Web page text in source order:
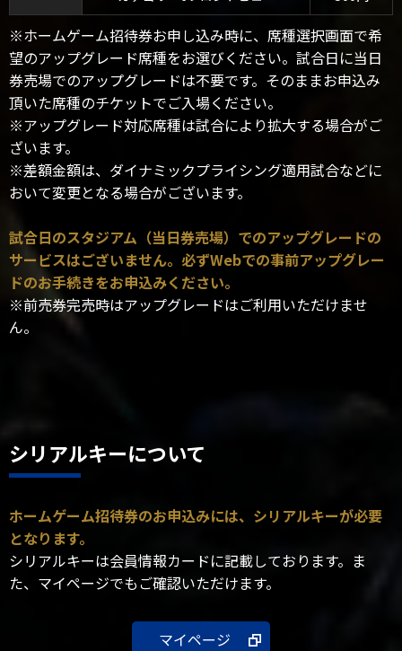
※ホームゲーム招待券お申し込み時に、席種選択画面で希
望のアップグレード席種をお選びください。試合日に当日
券売場でのアップグレードは不要です。そのままお申込み
頂いた席種のチケットでご入場ください。
※アップグレード対応席種は試合により拡大する場合がご
ざいます。
※差額金額は、ダイナミックプライシング適用試合などに
おいて変更となる場合がございます。
試合日のスタジアム（当日券売場）でのアップグレードの
サービスはございません。必ずWebでの事前アップグレー
ドのお手続きをお申込みください。
※前売券完売時はアップグレードはご利用いただけませ
ん。
シリアルキーについて
ホームゲーム招待券のお申込みには、シリアルキーが必要
となります。
シリアルキーは会員情報カードに記載しております。ま
た、マイページでもご確認いただけます。
マイページ